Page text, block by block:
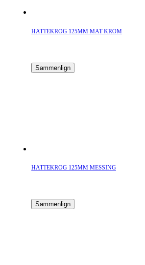
HATTEKROG 125MM MAT KROM
Sammenlign
HATTEKROG 125MM MESSING
Sammenlign